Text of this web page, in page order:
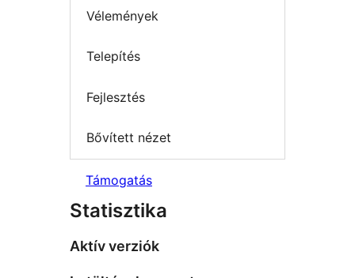
Vélemények
Telepítés
Fejlesztés
Bővített nézet
Támogatás
Statisztika
Aktív verziók